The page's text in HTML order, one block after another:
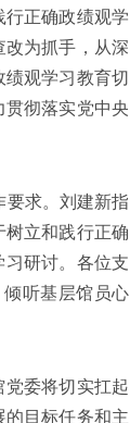
正确政绩观学
为抓手，从深
观学习教育切
彻落实党中央
要求。刘建新指
立和践行正确
研讨。各位支
听基层馆员心
委将切实扛起
目标任务和主